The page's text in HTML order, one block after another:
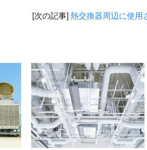
[次の記事]熱交換器周辺に使用